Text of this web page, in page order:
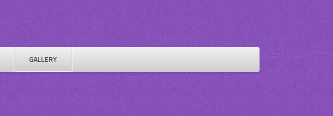
GALLERY